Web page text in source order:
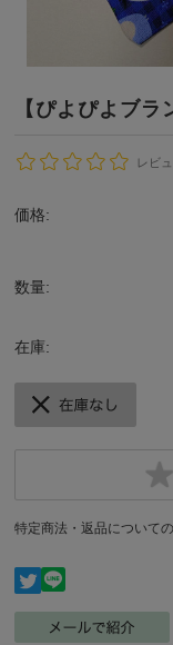
【ぴよぴよブ
レビ
価格:
数量:
在庫:
特定商法・返品について